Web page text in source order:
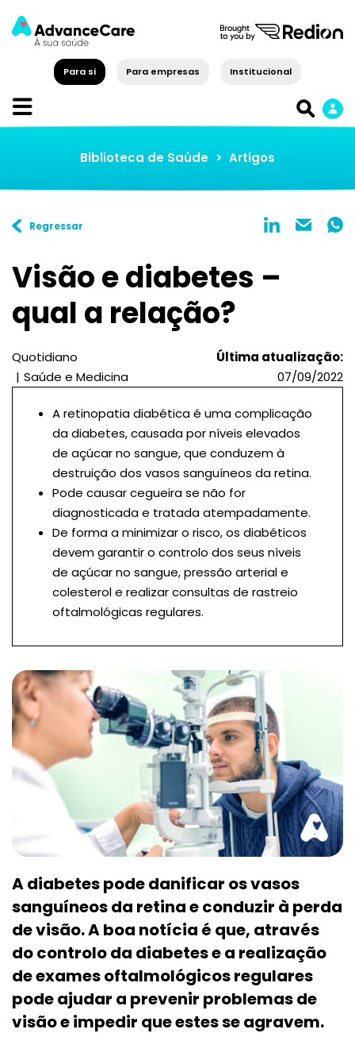
Para si Para empresas Institucional
Biblioteca de Saúde > Artigos
Regressar
Visão e diabetes –
qual a relação?
Quotidiano
Saúde e Medicina
Última atualização:
07/09/2022
A retinopatia diabética é uma complicação
da diabetes, causada por níveis elevados
de açúcar no sangue, que conduzem à
destruição dos vasos sanguíneos da retina.
Pode causar cegueira se não for
diagnosticada e tratada atempadamente.
De forma a minimizar o risco, os diabéticos
devem garantir o controlo dos seus níveis
de açúcar no sangue, pressão arterial e
colesterol e realizar consultas de rastreio
oftalmológicas regulares.
A diabetes pode danificar os vasos
sanguíneos da retina e conduzir à perda
de visão. A boa notícia é que, através
do controlo da diabetes e a realização
de exames oftalmológicos regulares
pode ajudar a prevenir problemas de
visão e impedir que estes se agravem.